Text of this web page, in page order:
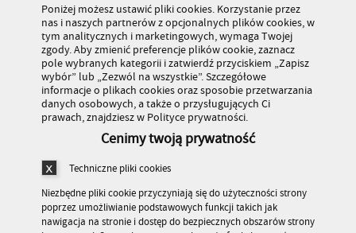
Poniżej możesz ustawić pliki cookies. Korzystanie przez
nas i naszych partnerów z opcjonalnych plików cookies, w
tym analitycznych i marketingowych, wymaga Twojej
zgody. Aby zmienić preferencje plików cookie, zaznacz
pole wybranych kategorii i zatwierdź przyciskiem „Zapisz
wybór” lub „Zezwól na wszystkie”. Szczegółowe
informacje o plikach cookies oraz sposobie przetwarzania
danych osobowych, a także o przysługujących Ci
prawach, znajdziesz w Polityce prywatności.
Cenimy twoją prywatność
Techniczne pliki cookies
Niezbędne pliki cookie przyczyniają się do użyteczności strony
poprzez umożliwianie podstawowych funkcji takich jak
nawigacja na stronie i dostęp do bezpiecznych obszarów strony